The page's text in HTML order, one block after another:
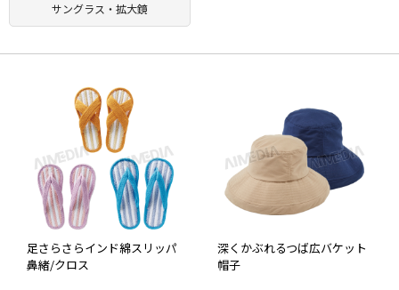
サングラス・拡大鏡
足さらさらインド綿スリッパ
鼻緒/クロス
深くかぶれるつば広バケット
帽子